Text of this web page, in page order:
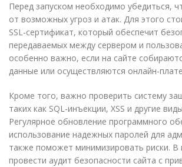
Перед запуском необходимо убедиться,
от возможных угроз и атак. Для этого
SSL-сертификат, который обеспечит
передаваемых между сервером и
особенно важно, если на сайте
данные или осуществляются онлайн-
Кроме того, важно проверить систему
таких как SQL-инъекции, XSS и другие
Регулярное обновление программного
использование надежных паролей для
также поможет минимизировать риски. В
провести аудит безопасности сайта с